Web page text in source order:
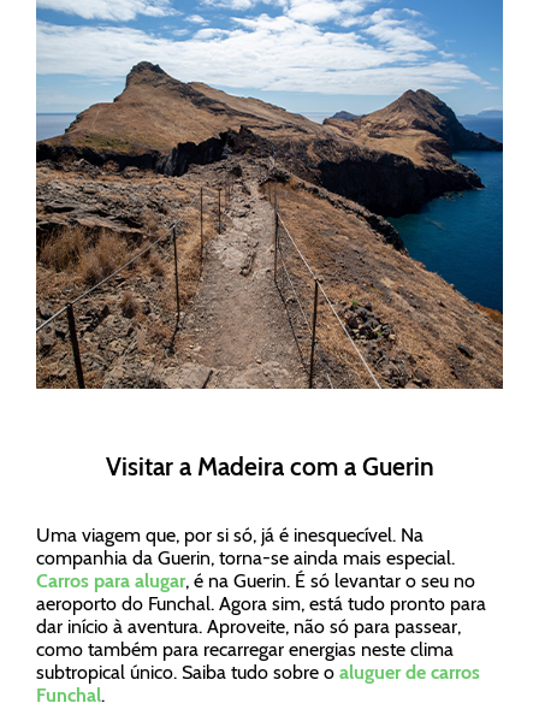
Visitar a Madeira com a Guerin
Uma viagem que, por si só, já é inesquecível. Na
companhia da Guerin, torna-se ainda mais especial.
Carros para alugar, é na Guerin. É só levantar o seu no
aeroporto do Funchal. Agora sim, está tudo pronto para
dar início à aventura. Aproveite, não só para passear,
como também para recarregar energias neste clima
subtropical único. Saiba tudo sobre o aluguer de carros
Funchal.